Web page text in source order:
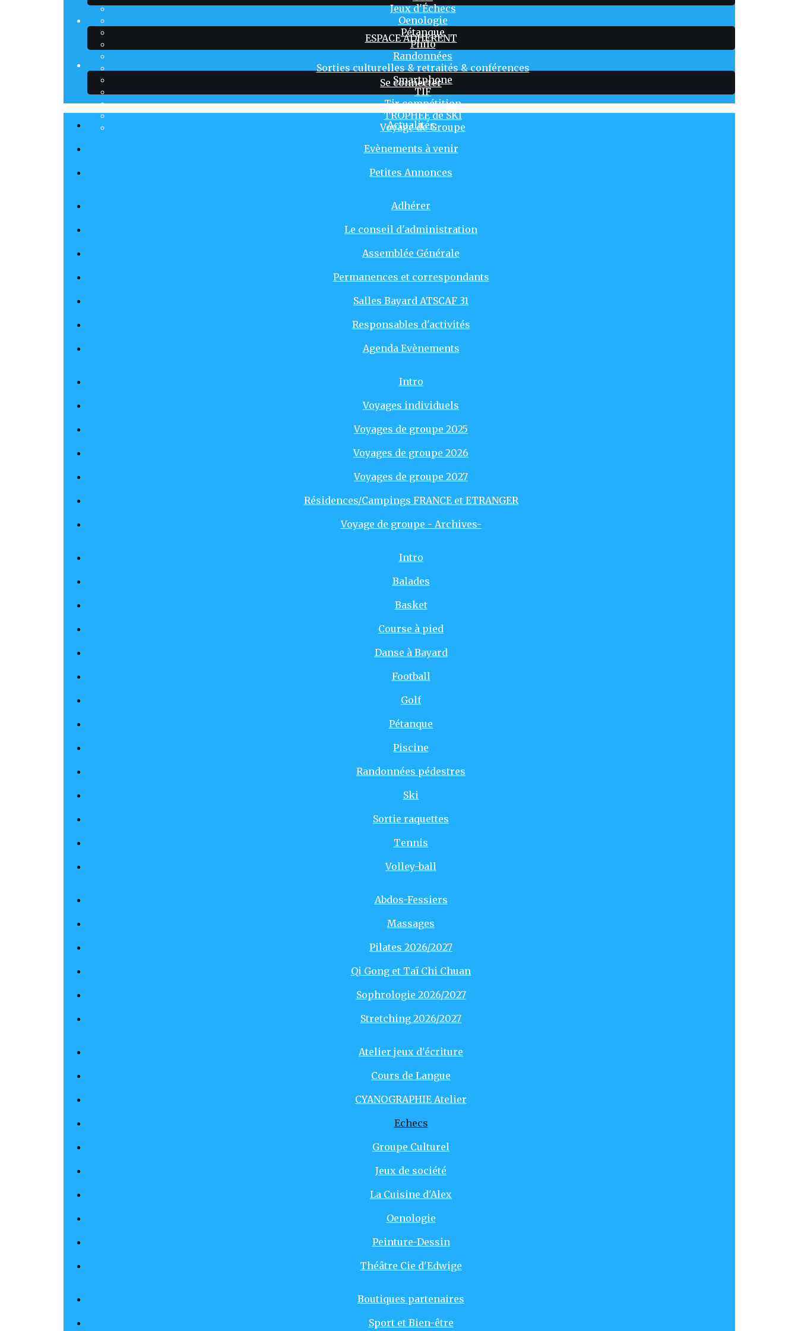
Jeux d'Échecs
Oenologie
Pétanque
Philo
Randonnées
Sorties culturelles & retraités & conférences
Smartphone
TIF
Tir compétition
TROPHÉE de SKI
Voyage de Groupe
ESPACE ADHERENT
Se connecter
Actualités
Evènements à venir
Petites Annonces
Adhérer
Le conseil d'administration
Assemblée Générale
Permanences et correspondants
Salles Bayard ATSCAF 31
Responsables d'activités
Agenda Evènements
Intro
Voyages individuels
Voyages de groupe 2025
Voyages de groupe 2026
Voyages de groupe 2027
Résidences/Campings FRANCE et ETRANGER
Voyage de groupe - Archives-
Intro
Balades
Basket
Course à pied
Danse à Bayard
Football
Golf
Pétanque
Piscine
Randonnées pédestres
Ski
Sortie raquettes
Tennis
Volley-ball
Abdos-Fessiers
Massages
Pilates 2026/2027
Qi Gong et Taï Chi Chuan
Sophrologie 2026/2027
Stretching 2026/2027
Atelier jeux d'écriture
Cours de Langue
CYANOGRAPHIE Atelier
Echecs
Groupe Culturel
Jeux de société
La Cuisine d'Alex
Oenologie
Peinture-Dessin
Théâtre Cie d'Edwige
Boutiques partenaires
Sport et Bien-être